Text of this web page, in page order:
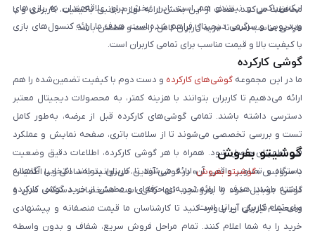
محافظت می‌کنند. هدف از این بخش ارائه لوازم جانبی باکیفیت، کاربردی و با
طراحی مناسب است تا خرید کاربران کامل، راحت و مطمئن باشد.
ایکس‌باکس و نینتندو هم است. این بخش برای علاقه‌مندان به بازی‌های
ویدیویی و سرگرمی دیجیتال فراهم شده است. هدف ما ارائه کنسول‌های بازی
با کیفیت بالا و قیمت مناسب برای تمامی کاربران است.
گوشی کارکرده
ما در این مجموعه گوشی‌های کارکرده و دست دوم با کیفیت تضمین‌شده را هم
ارائه می‌دهیم تا کاربران بتوانند با هزینه کمتر، به محصولات دیجیتال معتبر
دسترسی داشته باشند. تمامی گوشی‌های کارکرده قبل از عرضه، به‌طور کامل
تست و بررسی تخصصی می‌شوند تا از سلامت باتری، صفحه نمایش و عملکرد
فنی اطمینان حاصل شود. همراه با هر گوشی کارکرده، اطلاعات دقیق وضعیت
دستگاه و تصاویر واقعی آن ارائه می‌شود تا کاربران بتوانند انتخابی آگاهانه
داشته باشند. هدف ما ارائه تجربه‌ای حرفه‌ای و مطمئن از خرید گوشی کارکرده
برای تمام کاربران ایرانی است.
گوشیتو بفروش
با سرویس «گوشیتو بفروش» در گوشی آنلاین، می‌توانید به‌سادگی و با اطمینان
گوشی موبایل خود را بفروشید. تنها کافی است مشخصات دستگاه، مدل و
وضعیت فیزیکی آن را وارد کنید تا کارشناسان ما قیمت منصفانه و پیشنهادی
خرید را به شما اعلام کنند. تمام مراحل فروش سریع، شفاف و بدون واسطه